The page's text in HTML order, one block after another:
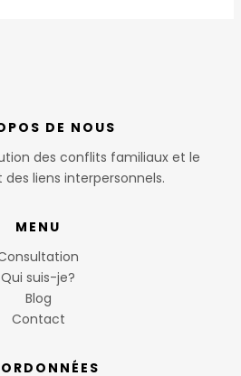
DE NOUS
des conflits familiaux et le
liens interpersonnels.
MENU
Qui suis-je?
Blog
Contact